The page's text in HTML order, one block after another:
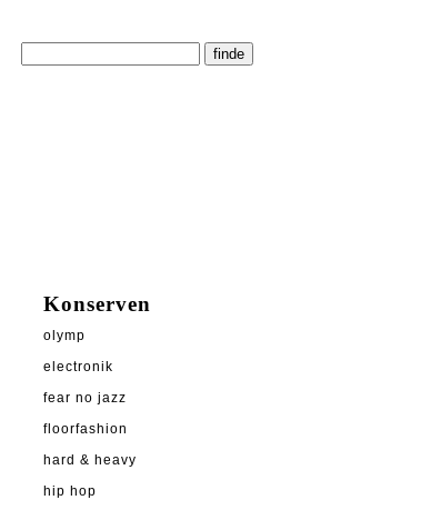
Konserven
olymp
electronik
fear no jazz
floorfashion
hard & heavy
hip hop